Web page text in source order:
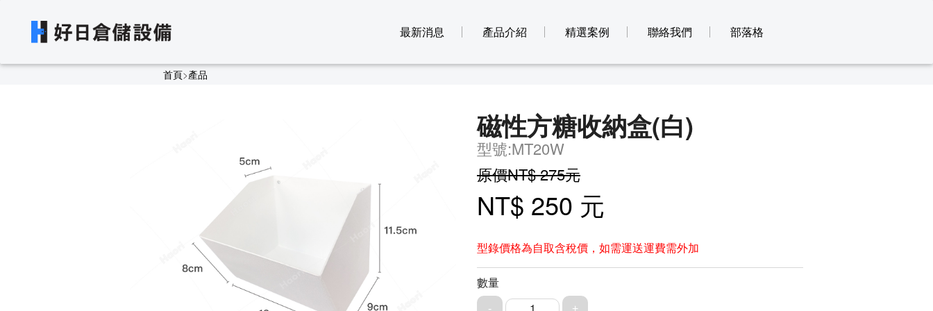
最新消息 產品介紹 精選案例 聯絡我們 部落格
首頁>產品
磁性方糖收納盒(白)
型號:MT20W
原價NT$ 275元
NT$ 250 元
型錄價格為自取含稅價，如需運送運費需外加
數量
1